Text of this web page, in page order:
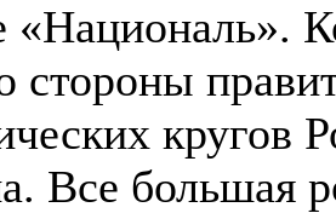
«Националь».
стороны
кругов
Все большая